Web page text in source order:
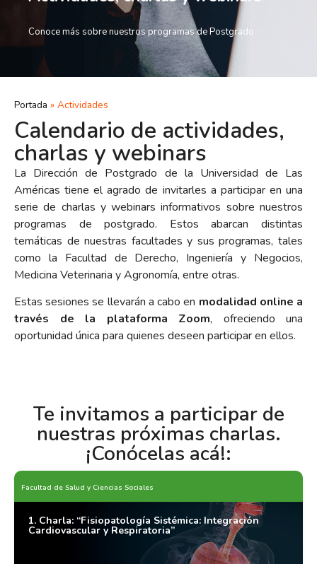
Conoce más sobre nuestros programas de Postgrado
Portada » Actividades
Calendario de actividades,
charlas y webinars
La Dirección de Postgrado de la Universidad de Las
Américas tiene el agrado de invitarles a participar en una
serie de charlas y webinars informativos sobre nuestros
programas de postgrado. Estos abarcan distintas
temáticas de nuestras facultades y sus programas, tales
como la Facultad de Derecho, Ingeniería y Negocios,
Medicina Veterinaria y Agronomía, entre otras.
Estas sesiones se llevarán a cabo en modalidad online a
través de la plataforma Zoom, ofreciendo una
oportunidad única para quienes deseen participar en ellos.
Te invitamos a participar de
nuestras próximas charlas.
¡Conócelas acá!:
Facultad de Salud y Ciencias Sociales
1. Charla: “Fisiopatología Sistémica: Integración
Cardiovascular y Respiratoria”